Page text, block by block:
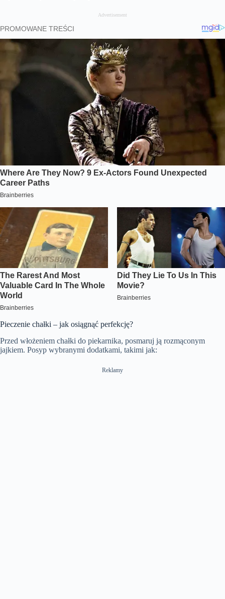
Advertisement
Pieczenie chałki – jak osiągnąć perfekcję?
Przed włożeniem chałki do piekarnika, posmaruj ją rozmąconym
jajkiem. Posyp wybranymi dodatkami, takimi jak:
Reklamy